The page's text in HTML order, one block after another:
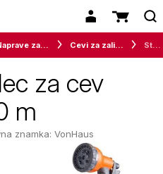
Naprave za vrt in okolico Cevi za zalivanje
za cev
m
znamka: VonHaus